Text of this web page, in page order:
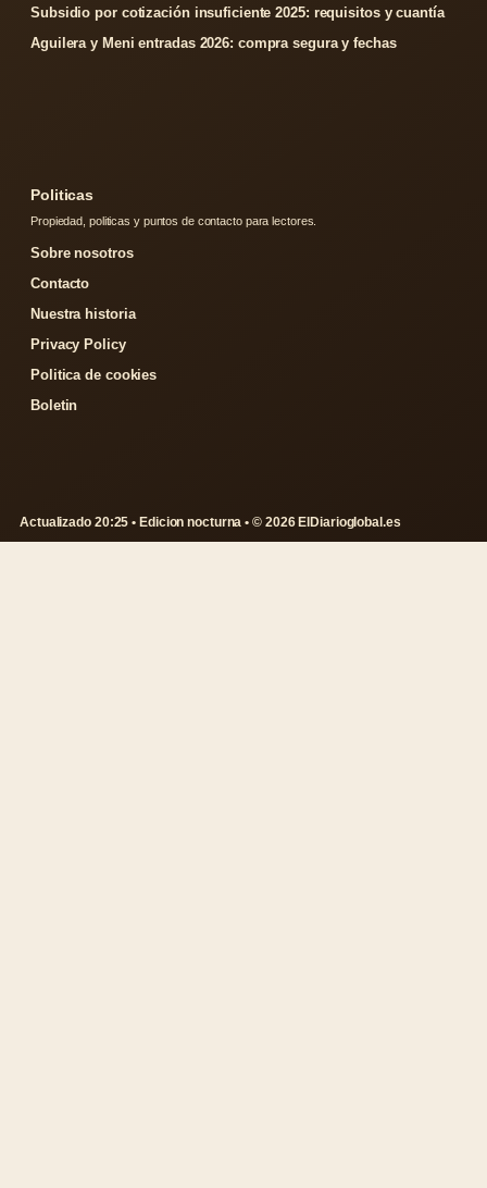
Subsidio por cotización insuficiente 2025: requisitos y cuantía
Aguilera y Meni entradas 2026: compra segura y fechas
Politicas
Propiedad, politicas y puntos de contacto para lectores.
Sobre nosotros
Contacto
Nuestra historia
Privacy Policy
Politica de cookies
Boletin
Actualizado 20:25 • Edicion nocturna • © 2026 ElDiarioglobal.es